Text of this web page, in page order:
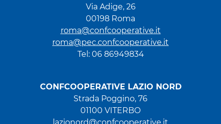
Via Adige, 26
00198 Roma
roma@confcooperative.it
roma@pec.confcooperative.it
Tel: 06 86949834
CONFCOOPERATIVE LAZIO NORD
Strada Poggino, 76
01100 VITERBO
lazionord@confcooperative.it